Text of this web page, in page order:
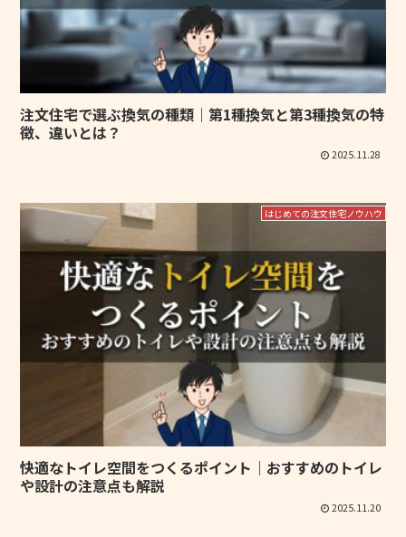
注文住宅で選ぶ換気の種類｜第1種換気と第3種換気の特
徴、違いとは？
2025.11.28
はじめての注文住宅ノウハウ
快適なトイレ空間をつくるポイント｜おすすめのトイレ
や設計の注意点も解説
2025.11.20